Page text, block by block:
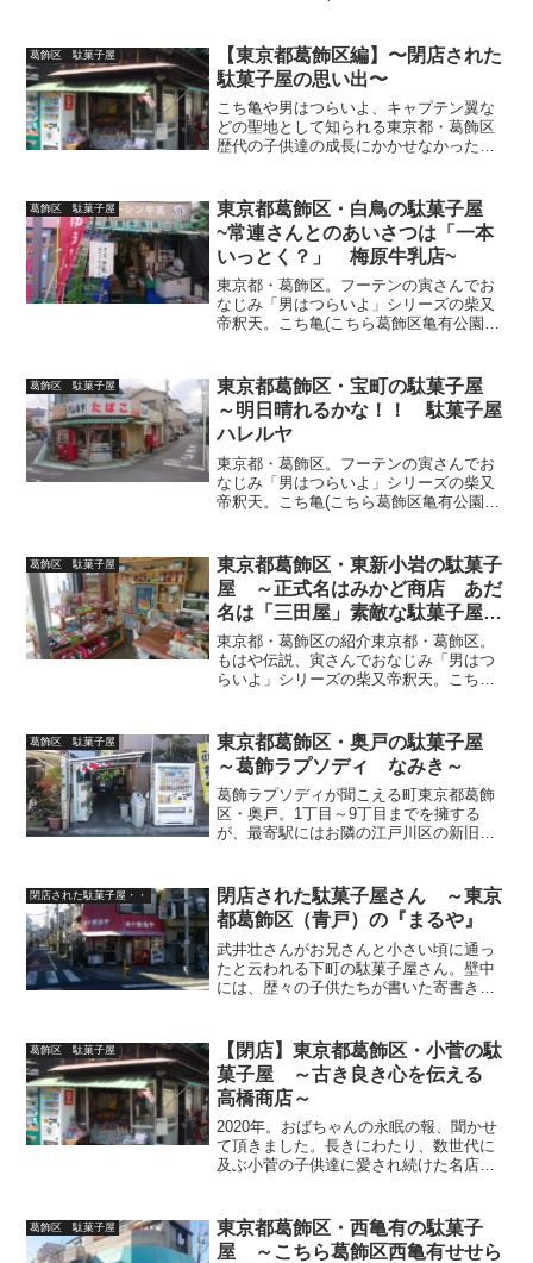
「東京都立南葛飾高校（通称・南葛）」
は、その代表作品「キャ...
葛飾区 駄菓子屋
【東京都葛飾区編】〜閉店された
駄菓子屋の思い出〜
こち亀や男はつらいよ、キャプテン翼な
どの聖地として知られる東京都・葛飾区
歴代の子供達の成長にかかせなかった駄
葛飾区 駄菓子屋
東京都葛飾区・白鳥の駄菓子屋
~常連さんとのあいさつは「一本
いっとく？」 梅原牛乳店~
東京都・葛飾区。フーテンの寅さんでお
なじみ「男はつらいよ」シリーズの柴又
帝釈天。こち亀(こちら葛飾区亀有公園前
「東京都立南葛飾高校（通称・南葛）」
は、その代表作品「...
葛飾区 駄菓子屋
東京都葛飾区・宝町の駄菓子屋
～明日晴れるかな！！ 駄菓子屋
ハレルヤ
東京都・葛飾区。フーテンの寅さんでお
なじみ「男はつらいよ」シリーズの柴又
帝釈天。こち亀(こちら葛飾区亀有公園前
「東京都立南葛飾高校（通称・南葛）」
は、その代表作品「...
葛飾区 駄菓子屋
東京都葛飾区・東新小岩の駄菓子
屋 ～正式名はみかど商店 あだ
名は「三田屋」素敵な駄菓子屋だ
よ！～
東京都・葛飾区の紹介東京都・葛飾区。
もはや伝説、寅さんでおなじみ「男はつ
らいよ」シリーズの柴又帝釈天。こち亀
る立石にある高橋陽一氏の母校「東京都
立南葛飾高校（通称・...
葛飾区 駄菓子屋
東京都葛飾区・奥戸の駄菓子屋
～葛飾ラプソディ なみき～
葛飾ラプソディが聞こえる町東京都葛飾
区・奥戸。1丁目～9丁目までを擁する
が、最寄駅にはお隣の江戸川区の新旧小
北沼公園対面にある駄菓子屋「なみき」
を御紹介します。北沼公園...
閉店された駄菓子屋・・
閉店された駄菓子屋さん ～東京
都葛飾区（青戸）の『まるや』
武井壮さんがお兄さんと小さい頃に通っ
たと云われる下町の駄菓子屋さん。壁中
には、歴々の子供たちが書いた寄書きが
ても、青戸の子供達の心に残り続けるこ
とでしょう
葛飾区 駄菓子屋
【閉店】東京都葛飾区・小菅の駄
菓子屋 ～古き良き心を伝える
高橋商店～
2020年。おばちゃんの永眠の報、聞かせ
て頂きました。長きにわたり、数世代に
及ぶ小菅の子供達に愛され続けた名店。
た。余談ですが初めてのメディア出演さ
せて頂いた『中川翔子マ...
葛飾区 駄菓子屋
東京都葛飾区・西亀有の駄菓子
屋 ～こちら葛飾区西亀有せせら